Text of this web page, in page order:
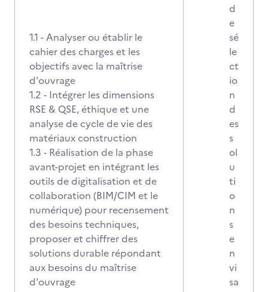
1.1 - Analyser ou établir le
cahier des charges et les
objectifs avec la maîtrise
d'ouvrage
1.2 - Intégrer les dimensions
RSE & QSE, éthique et une
analyse de cycle de vie des
matériaux construction
1.3 - Réalisation de la phase
avant-projet en intégrant les
outils de digitalisation et de
collaboration (BIM/CIM et le
numérique) pour recensement
des besoins techniques,
proposer et chiffrer des
solutions durable répondant
aux besoins du maîtrise
d'ouvrage
d
e
sé
le
ct
io
n
d
es
s
ol
u
ti
o
n
s
e
n
vi
sa